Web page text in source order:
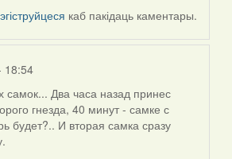
каб пакідаць каментары.
18:54
Два часа назад принес
гнезда, 40 минут - самке с
будет?.. И вторая самка сразу